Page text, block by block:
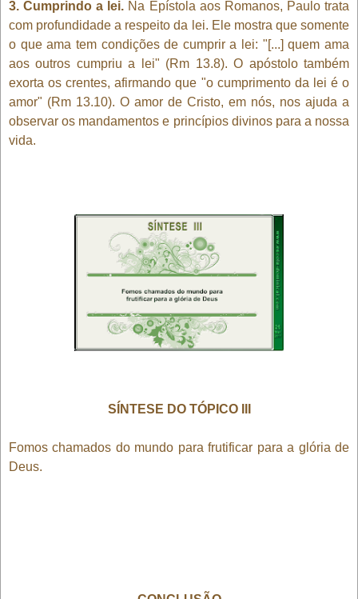
3. Cumprindo a lei. Na Epístola aos Romanos, Paulo trata
com profundidade a respeito da lei. Ele mostra que somente
o que ama tem condições de cumprir a lei: "[...] quem ama
aos outros cumpriu a lei" (Rm 13.8). O apóstolo também
exorta os crentes, afirmando que "o cumprimento da lei é o
amor" (Rm 13.10). O amor de Cristo, em nós, nos ajuda a
observar os mandamentos e princípios divinos para a nossa
vida.
SÍNTESE DO TÓPICO III
Fomos chamados do mundo para frutificar para a glória de
Deus.